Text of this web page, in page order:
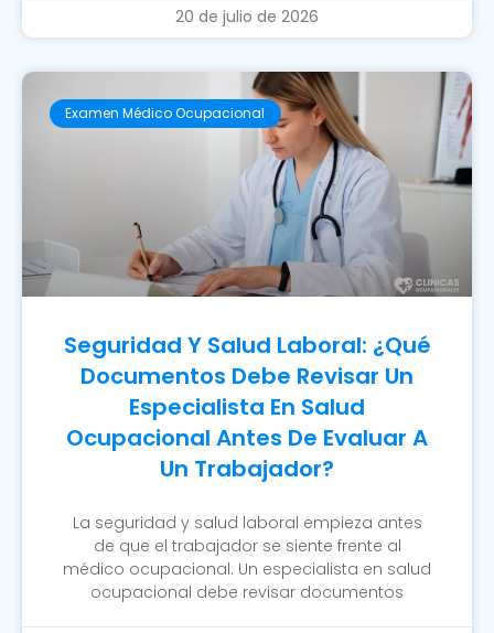
20 de julio de 2026
Examen Médico Ocupacional
Seguridad Y Salud Laboral: ¿Qué
Documentos Debe Revisar Un
Especialista En Salud
Ocupacional Antes De Evaluar A
Un Trabajador?
La seguridad y salud laboral empieza antes
de que el trabajador se siente frente al
médico ocupacional. Un especialista en salud
ocupacional debe revisar documentos